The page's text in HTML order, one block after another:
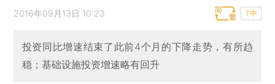
2016年09月13日 10:23 T中
投资同比增速结束了此前4个月的下降走势，有所趋
稳；基础设施投资增速略有回升